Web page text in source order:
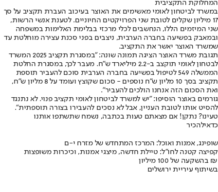
המחלוקת התקציבית
במשרד לביטחון לאומי מאשימים את האוצר בעיכוב העברת תקציב על סך
17 מיליון שקלים לטובת שני הפרויקטים החיוניים. לטענת אנשי הרשות,
שני המיזמים הללו, הנחשבים לכלי מרכזי בבלימת האלימות במשפחה
ובמאבק בפשיעה בחברה הערבית, ניצבים בפני סכנת עצירה מוחלטת עד
שמשרד האוצר יאשר את התקציב.
תגובת משרד האוצר הציגה תמונה שונה: "במסגרת תקציב 2025 המשרד
לבטחון לאומי תוקצב ב-2.2 מיליארד ש״ח. מעבר לכך, במסגרת החלטת
הממשלה 549 לטיפול בפשיעה בחברה הערבית סוכם להעביר תוספת
תקציב בסך 10 מליון ש״ח נוספים - סכום שקוצץ ועומד על 8 מליון ש״ח,
ואת הסכום הזה אנחנו הולכים להעביר".
גורמים באוצר הוסיפו: "יש למשרד לביטחון לאומי תקציב פנוי. לא נתנגד
להסיט אותו לטובת העניין, אבל לא נסכים להעבירו בצורה תוספתית".
טעינו? נתקן! אם מצאתם טעות בכתבה, נשמח שתשתפו אותנו
כדאילהכיר
שופינג, אמנות ואוכל: המרכז המתחדש של מזרח י-ם
קפיצה קטנה לחו"ל: טיילת חדשה, מיצגי אמנות, וכיכרות משופצות
בהשקעה של 100 מיליון ₪
בשיתוף עיריית ירושלים